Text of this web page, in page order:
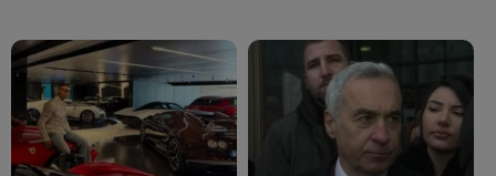
zona Trasfăgărășan:
”Anna, ține-ți prostul
acasă!” - VIDEO